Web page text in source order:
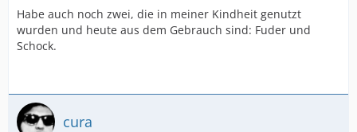
Habe auch noch zwei, die in meiner Kindheit genutzt
wurden und heute aus dem Gebrauch sind: Fuder und
Schock.
cura